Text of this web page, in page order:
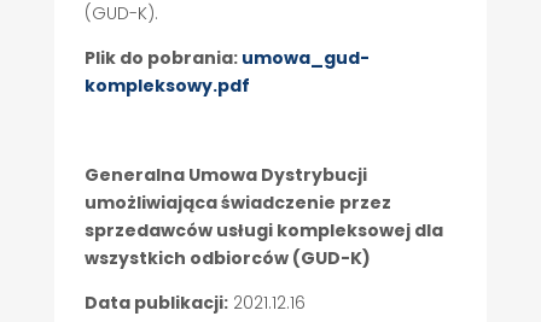
(GUD-K).
Plik do pobrania: umowa_gud-
kompleksowy.pdf
Generalna Umowa Dystrybucji
umożliwiająca świadczenie przez
sprzedawców usługi kompleksowej dla
wszystkich odbiorców (GUD-K)
Data publikacji:2021.12.16